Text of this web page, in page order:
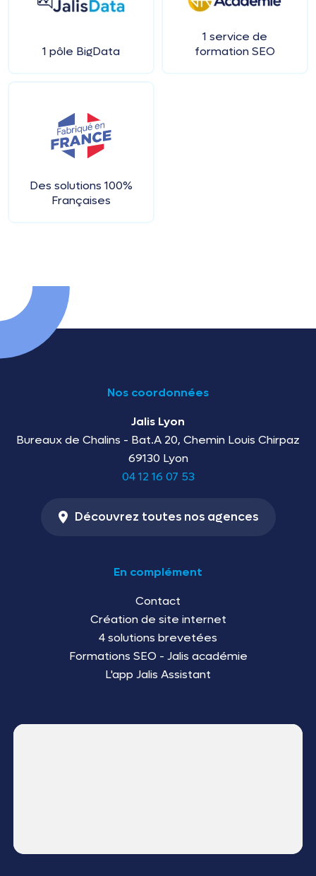
1 pôle BigData
1 service de
formation SEO
Des solutions 100%
Françaises
Nos coordonnées
Jalis Lyon
Bureaux de Chalins - Bat.A 20, Chemin Louis Chirpaz
69130 Lyon
04 12 16 07 53
Découvrez toutes nos agences
En complément
Contact
Création de site internet
4 solutions brevetées
Formations SEO - Jalis académie
L'app Jalis Assistant